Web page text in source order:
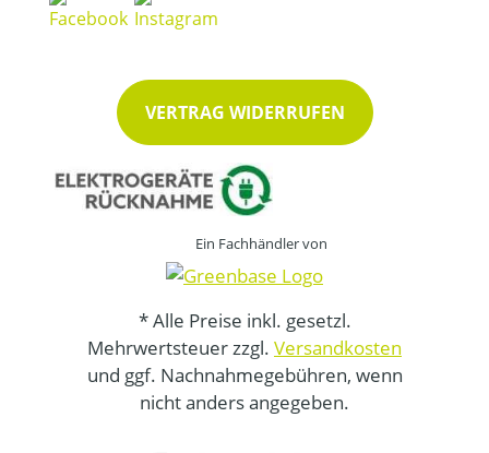
VERTRAG WIDERRUFEN
Ein Fachhändler von
* Alle Preise inkl. gesetzl.
Mehrwertsteuer zzgl. Versandkosten
und ggf. Nachnahmegebühren, wenn
nicht anders angegeben.